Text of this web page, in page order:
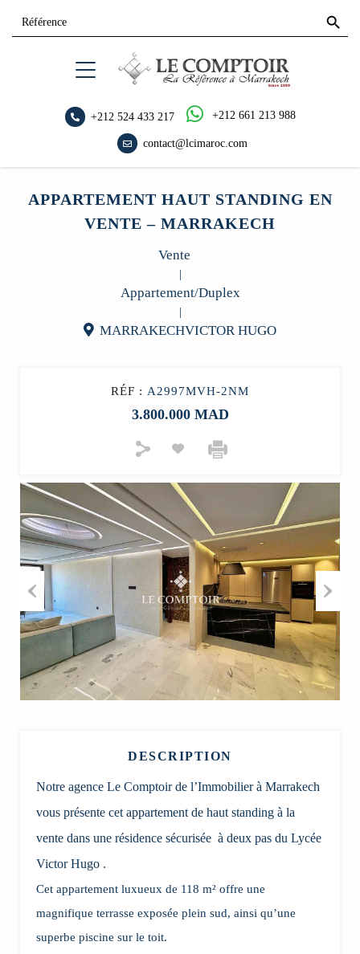
+212 524 433 217 +212 661 213 988
contact@lcimaroc.com
for:
Search
Button
APPARTEMENT HAUT STANDING EN
VENTE – MARRAKECH
Vente
|
Appartement/Duplex
|
MARRAKECHVICTOR HUGO
RÉF : A2997MVH-2NM
3.800.000 MAD
Previous Next
DESCRIPTION
Notre agence Le Comptoir de l’Immobilier à Marrakech
vous présente cet appartement de haut standing à la
vente dans une résidence sécurisée à deux pas du Lycée
Victor Hugo .
Cet appartement luxueux de 118 m² offre une
magnifique terrasse exposée plein sud, ainsi qu’une
superbe piscine sur le toit.